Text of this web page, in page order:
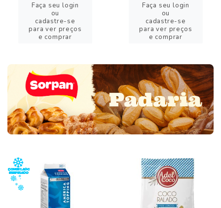
Faça seu login
ou
cadastre-se
para ver preços
e comprar
Faça seu login
ou
cadastre-se
para ver preços
e comprar